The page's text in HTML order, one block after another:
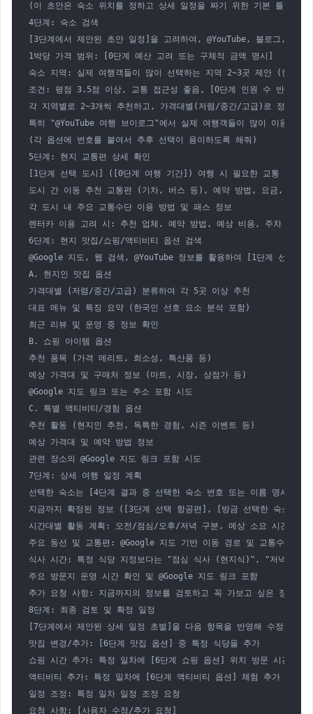
(이 초안은 숙소 위치를 정하고 상세 일정을 짜기 위한 기본 틀입니
4단계: 숙소 검색
[3단계에서 제안된 초안 일정]을 고려하여, @YouTube, 블로그, 여
1박당 가격 범위: [0단계 예산 고려 또는 구체적 금액 명시]
숙소 지역: 실제 여행객들이 많이 선택하는 지역 2~3곳 제안 (한국인
조건: 평점 3.5점 이상, 교통 접근성 좋음, [0단계 인원 수 반영]
각 지역별로 2~3개씩 추천하고, 가격대별(저렴/중간/고급)로 정리
특히 "@YouTube 여행 브이로그"에서 실제 여행객들이 많이 이용하고
(각 옵션에 번호를 붙여서 추후 선택이 용이하도록 해줘)
5단계: 현지 교통편 상세 확인
[1단계 선택 도시] ([0단계 여행 기간]) 여행 시 필요한 교통 정보를
도시 간 이동 추천 교통편 (기차, 버스 등), 예약 방법, 요금, 소요
각 도시 내 주요 교통수단 이용 방법 및 패스 정보
렌터카 이용 고려 시: 추천 업체, 예약 방법, 예상 비용, 주차 정보,
6단계: 현지 맛집/쇼핑/액티비티 옵션 검색
@Google 지도, 웹 검색, @YouTube 정보를 활용하여 [1단계 선택
A. 현지인 맛집 옵션
가격대별 (저렴/중간/고급) 분류하여 각 5곳 이상 추천
대표 메뉴 및 특징 요약 (한국인 선호 요소 분석 포함)
최근 리뷰 및 운영 중 정보 확인
B. 쇼핑 아이템 옵션
추천 품목 (가격 메리트, 희소성, 특산품 등)
예상 가격대 및 구매처 정보 (마트, 시장, 상점가 등)
@Google 지도 링크 또는 주소 포함 시도
C. 특별 액티비티/경험 옵션
추천 활동 (현지인 추천, 독특한 경험, 시즌 이벤트 등)
예상 가격대 및 예약 방법 정보
관련 장소의 @Google 지도 링크 포함 시도
7단계: 상세 여행 일정 계획
선택한 숙소는 [4단계 결과 중 선택한 숙소 번호 또는 이름 명시]입니
지금까지 확정된 정보 ([3단계 선택 항공편], [방금 선택한 숙소],
시간대별 활동 계획: 오전/점심/오후/저녁 구분, 예상 소요 시간(이동
주요 동선 및 교통편: @Google 지도 기반 이동 경로 및 교통수단 명
식사 시간: 특정 식당 지정보다는 "점심 식사 (현지식)", "저녁 식사
주요 방문지 운영 시간 확인 및 @Google 지도 링크 포함
추가 요청 사항: 지금까지의 정보를 검토하고 꼭 가보고 싶은 장소
8단계: 최종 검토 및 확정 일정
[7단계에서 제안된 상세 일정 초벌]을 다음 항목을 반영해 수정해주세
맛집 변경/추가: [6단계 맛집 옵션] 중 특정 식당을 추가
쇼핑 시간 추가: 특정 일차에 [6단계 쇼핑 옵션] 위치 방문 시간 추가
액티비티 추가: 특정 일차에 [6단계 액티비티 옵션] 체험 추가
일정 조정: 특정 일차 일정 조정 요청
요청 사항: [사용자 수정/추가 요청]